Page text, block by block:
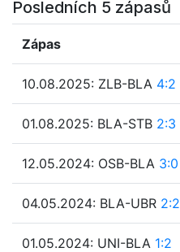
Posledních 5 zápasů
Zápas
10.08.2025: ZLB-BLA 4:2
01.08.2025: BLA-STB 2:3
12.05.2024: OSB-BLA 3:0
04.05.2024: BLA-UBR 2:2
01.05.2024: UNI-BLA 1:2